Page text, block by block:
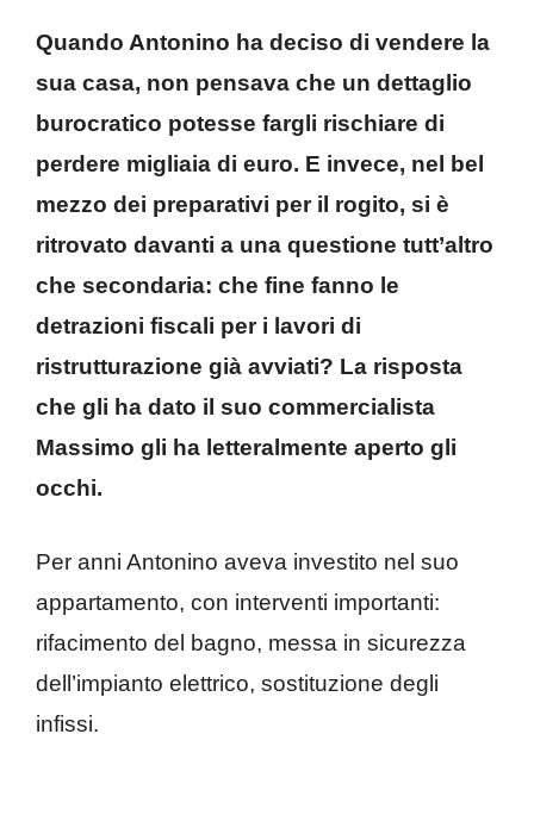
Quando Antonino ha deciso di vendere la
sua casa, non pensava che un dettaglio
burocratico potesse fargli rischiare di
perdere migliaia di euro. E invece, nel bel
mezzo dei preparativi per il rogito, si è
ritrovato davanti a una questione tutt’altro
che secondaria: che fine fanno le
detrazioni fiscali per i lavori di
ristrutturazione già avviati? La risposta
che gli ha dato il suo commercialista
Massimo gli ha letteralmente aperto gli
occhi.
Per anni Antonino aveva investito nel suo
appartamento, con interventi importanti:
rifacimento del bagno, messa in sicurezza
dell’impianto elettrico, sostituzione degli
infissi.